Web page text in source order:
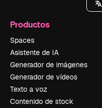
Productos
Spaces
Asistente de IA
Generador de imágenes
Generador de vídeos
Texto a voz
Contenido de stock